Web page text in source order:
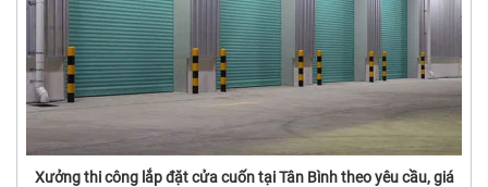
Xưởng thi công lắp đặt cửa cuốn tại Tân Bình theo yêu cầu, giá